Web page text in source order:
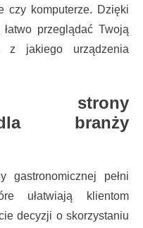
czy komputerze. Dzięki
przeglądać Twoją
z jakiego urządzenia
strony
branży
gastronomicznej pełni
ułatwiają klientom
decyzji o skorzystaniu